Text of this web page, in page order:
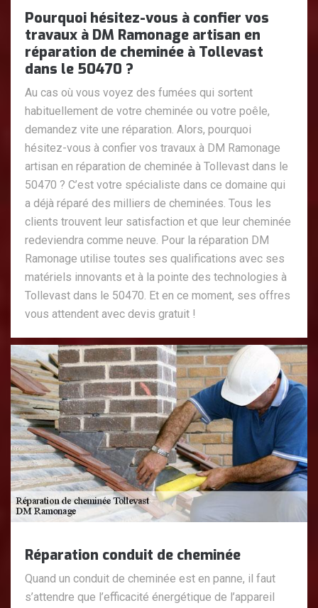
Pourquoi hésitez-vous à confier vos
travaux à DM Ramonage artisan en
réparation de cheminée à Tollevast
dans le 50470 ?
Au cas où vous voyez des fumées qui sortent
habituellement de votre cheminée ou votre poêle,
demandez vite une réparation. Alors, pourquoi
hésitez-vous à confier vos travaux à DM Ramonage
artisan en réparation de cheminée à Tollevast dans le
50470 ? C’est votre spécialiste dans ce domaine qui
a déjà réparé des milliers de cheminées. Tous les
clients trouvent leur satisfaction et que leur cheminée
redeviendra comme neuve. Pour la réparation DM
Ramonage utilise toutes ses qualifications avec ses
matériels innovants et à la pointe des technologies à
Tollevast dans le 50470. Et en ce moment, ses offres
vous attendent avec devis gratuit !
Réparation conduit de cheminée
Quand un conduit de cheminée est en panne, il faut
s’attendre que l’efficacité énergétique de l’appareil